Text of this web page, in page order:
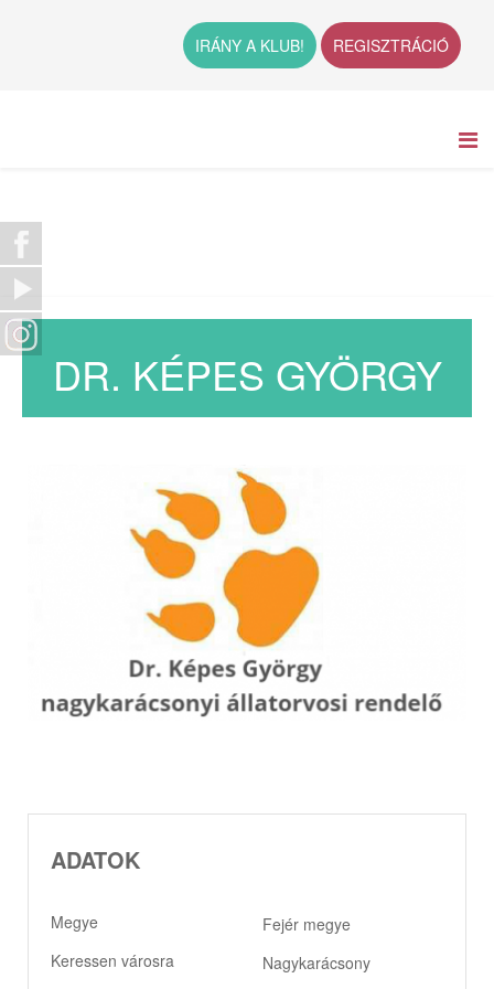
IRÁNY A KLUB! REGISZTRÁCIÓ
DR. KÉPES GYÖRGY
ADATOK
Megye
Fejér megye
Keressen városra
Nagykarácsony